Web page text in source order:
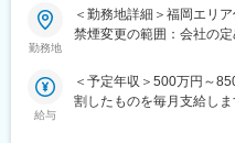
企業に正社員MRとして
キャリアの選択肢が用意さ
「MR導入研修」を入社
キルや専門知識をMR育成
■業務内容
PJT期間は1年～3年で、
活躍いただけます。
勤務地
＜勤務地詳細＞福岡エリ
禁煙変更の範囲：会社の
給与
＜予定年収＞500万円～
割したものを毎月支給し